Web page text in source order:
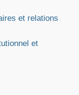
et relations
et